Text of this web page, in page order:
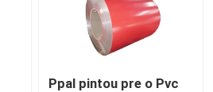
Ppal pintou pre o Pvc